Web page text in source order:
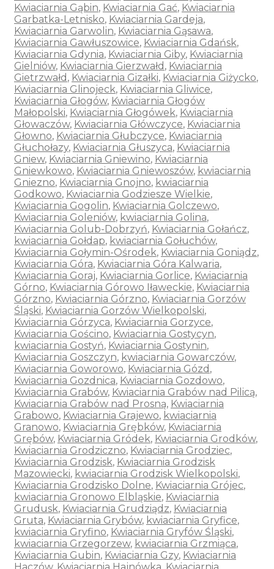
Kwiaciarnia Gąbin, Kwiaciarnia Gać, Kwiaciarnia
Garbatka-Letnisko, Kwiaciarnia Gardeja,
Kwiaciarnia Garwolin, Kwiaciarnia Gąsawa,
Kwiaciarnia Gawłuszowice, Kwiaciarnia Gdańsk,
Kwiaciarnia Gdynia, Kwiaciarnia Giby, Kwiaciarnia
Gielniów, Kwiaciarnia Gierzwałd , Kwiaciarnia
Gietrzwałd , Kwiaciarnia Gizałki, Kwiaciarnia Giżycko,
Kwiaciarnia Glinojeck, Kwiaciarnia Gliwice,
Kwiaciarnia Głogów, Kwiaciarnia Głogów
Małopolski, Kwiaciarnia Głogówek, Kwiaciarnia
Głowaczów, Kwiaciarnia Główczyce, Kwiaciarnia
Głowno, Kwiaciarnia Głubczyce, Kwiaciarnia
Głuchołazy, Kwiaciarnia Głuszyca, Kwiaciarnia
Gniew, Kwiaciarnia Gniewino, Kwiaciarnia
Gniewkowo, Kwiaciarnia Gniewoszów, kwiaciarnia
Gniezno, Kwiaciarnia Gnojno, kwiaciarnia
Godkowo, Kwiaciarnia Godziesze Wielkie,
Kwiaciarnia Gogolin, Kwiaciarnia Golczewo,
Kwiaciarnia Goleniów, kwiaciarnia Golina,
Kwiaciarnia Golub-Dobrzyń, Kwiaciarnia Gołańcz,
kwiaciarnia Gołdap, kwiaciarnia Gołuchów,
Kwiaciarnia Gołymin-Ośrodek, Kwiaciarnia Goniądz,
Kwiaciarnia Góra, Kwiaciarnia Góra Kalwaria,
Kwiaciarnia Goraj, Kwiaciarnia Gorlice, Kwiaciarnia
Górno, Kwiaciarnia Górowo Iławeckie, Kwiaciarnia
Górzno, Kwiaciarnia Górzno, Kwiaciarnia Gorzów
Śląski, Kwiaciarnia Gorzów Wielkopolski,
Kwiaciarnia Górzyca, Kwiaciarnia Gorzyce,
Kwiaciarnia Gościno, Kwiaciarnia Gostycyn,
kwiaciarnia Gostyń, Kwiaciarnia Gostynin,
Kwiaciarnia Goszczyn, kwiaciarnia Gowarczów,
Kwiaciarnia Goworowo, Kwiaciarnia Gózd ,
Kwiaciarnia Gozdnica, Kwiaciarnia Gozdowo,
Kwiaciarnia Grabów, Kwiaciarnia Grabów nad Pilicą,
Kwiaciarnia Grabów nad Prosną, Kwiaciarnia
Grabowo, Kwiaciarnia Grajewo, kwiaciarnia
Granowo, Kwiaciarnia Grębków, Kwiaciarnia
Grębów, Kwiaciarnia Gródek, Kwiaciarnia Grodków,
Kwiaciarnia Grodziczno, Kwiaciarnia Grodziec,
Kwiaciarnia Grodzisk, Kwiaciarnia Grodzisk
Mazowiecki, kwiaciarnia Grodzisk Wielkopolski,
Kwiaciarnia Grodzisko Dolne, Kwiaciarnia Grójec,
kwiaciarnia Gronowo Elbląskie, Kwiaciarnia
Grudusk, Kwiaciarnia Grudziądz, Kwiaciarnia
Gruta, Kwiaciarnia Grybów, kwiaciarnia Gryfice,
kwiaciarnia Gryfino, Kwiaciarnia Gryfów Śląski,
kwiaciarnia Grzegorzew, kwiaciarnia Grzmiąca,
Kwiaciarnia Gubin, Kwiaciarnia Gzy, Kwiaciarnia